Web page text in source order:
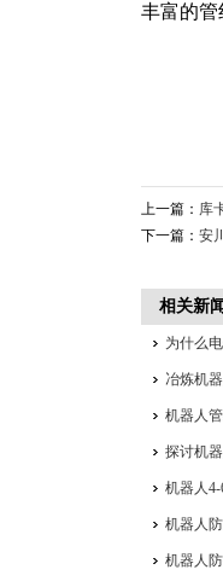
丰富的管
上一篇： 库
下一篇：安
相关新闻
为什么
冶炼机
机器人
探讨机
机器人
机器人
机器人